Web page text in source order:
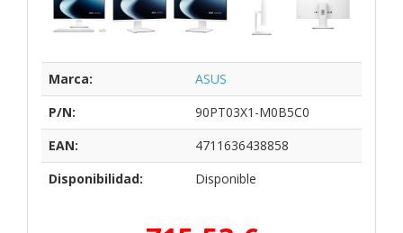
Marca:
ASUS
P/N:
90PT03X1-M0B5C0
EAN:
4711636438858
Disponibilidad:
Disponible